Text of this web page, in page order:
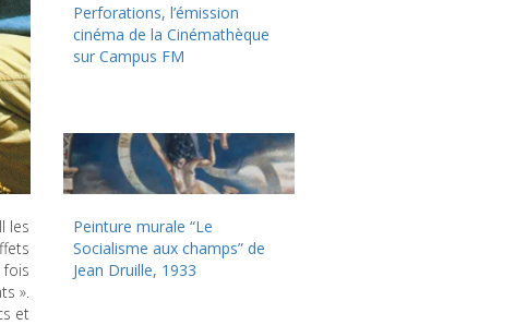
les
».
et
Perforations, l’émission
cinéma de la Cinémathèque
sur Campus FM
Peinture murale “Le
Socialisme aux champs” de
Jean Druille, 1933